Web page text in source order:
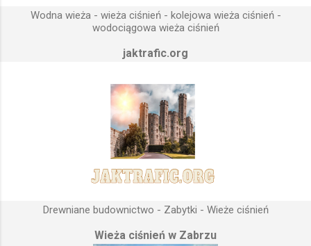
umieszczona wyżej, niż instalacje wodne znajdujące się u
odbiorców. Schema...
Wodna wieża - wieża ciśnień - kolejowa wieża ciśnień -
wodociągowa wieża ciśnień
jaktrafic.org
Drewniane budownictwo - Zabytki - Wieże ciśnień
Wieża ciśnień w Zabrzu